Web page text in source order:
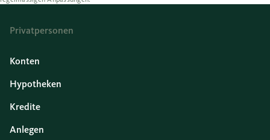
Privatpersonen
Konten
Hypotheken
Kredite
Anlegen